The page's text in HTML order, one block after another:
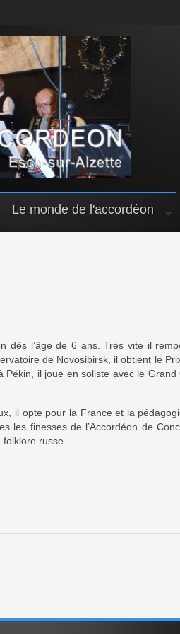
Le monde de l'accordéon
dès l’âge de 6 ans. Très vite il
de Novosibirsk, il obtient le
il joue en soliste avec le
il opte pour la France et la
les finesses de l’Accordéon de
folklore russe.